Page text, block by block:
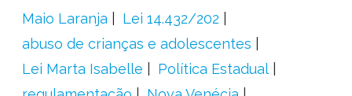
Maio Laranja
Lei 14.432/202
abuso de crianças e adolescentes
Lei Marta Isabelle
Política Estadual